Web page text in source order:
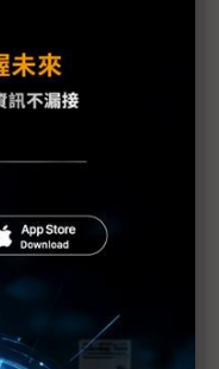
兩種面貌
電池啟動太陽能
技精銳與新創團隊
三大主軸展